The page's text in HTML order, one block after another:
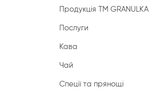
Продукція ТМ GRANULKA
Послуги
Кава
Чай
Спеції та прянощі